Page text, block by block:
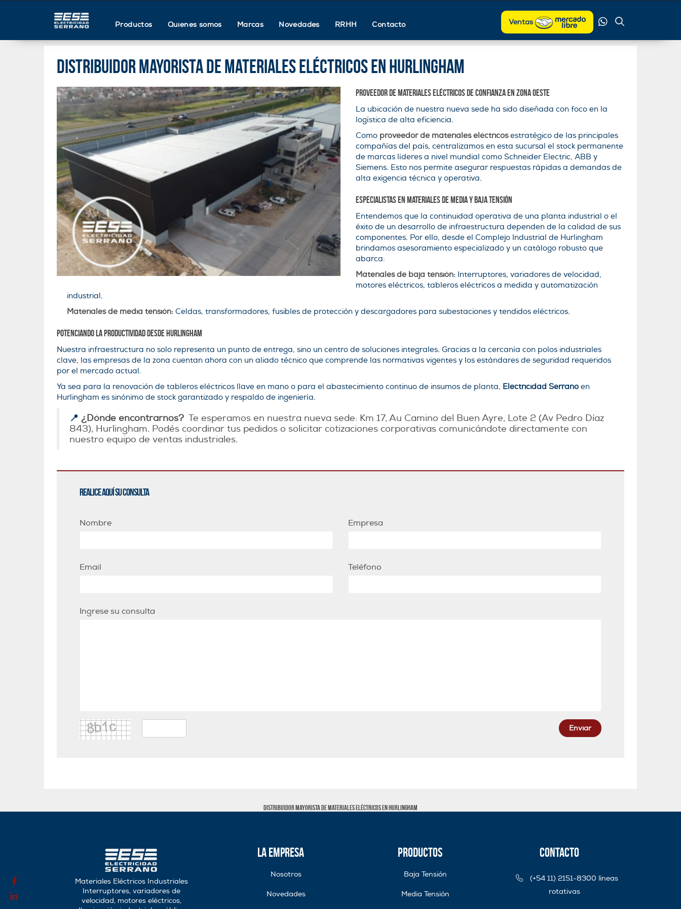
Ventas
Productos Quienes somos Marcas Novedades RRHH Contacto
Distribuidor mayorista de materiales eléctricos en Hurlingham
Proveedor de materiales eléctricos de confianza en Zona Oeste
La ubicación de nuestra nueva sede ha sido diseñada con foco en la
logística de alta eficiencia.
Como proveedor de materiales eléctricosestratégico de las principales
compañías del país, centralizamos en esta sucursal el stock permanente
de marcas líderes a nivel mundial como Schneider Electric, ABB y
Siemens. Esto nos permite asegurar respuestas rápidas a demandas de
alta exigencia técnica y operativa.
Especialistas en materiales de media y baja tensión
Entendemos que la continuidad operativa de una planta industrial o el
éxito de un desarrollo de infraestructura dependen de la calidad de sus
componentes. Por ello, desde el Complejo Industrial de Hurlingham
brindamos asesoramiento especializado y un catálogo robusto que
abarca:
Materiales de baja tensión: Interruptores, variadores de velocidad,
motores eléctricos, tableros eléctricos a medida y automatización
industrial.
Materiales de media tensión: Celdas, transformadores, fusibles de protección y descargadores para subestaciones y tendidos eléctricos.
Potenciando la productividad desde Hurlingham
Nuestra infraestructura no solo representa un punto de entrega, sino un centro de soluciones integrales. Gracias a la cercanía con polos industriales
clave, las empresas de la zona cuentan ahora con un aliado técnico que comprende las normativas vigentes y los estándares de seguridad requeridos
por el mercado actual.
Ya sea para la renovación de tableros eléctricos llave en mano o para el abastecimiento continuo de insumos de planta, Electricidad Serrano en
Hurlingham es sinónimo de stock garantizado y respaldo de ingeniería.
📍 ¿Dónde encontrarnos? Te esperamos en nuestra nueva sede: Km 17, Au Camino del Buen Ayre, Lote 2 (Av Pedro Díaz
843), Hurlingham. Podés coordinar tus pedidos o solicitar cotizaciones corporativas comunicándote directamente con
nuestro equipo de ventas industriales.
Realice aquí su consulta
Nombre Empresa
Email Teléfono
Ingrese su consulta
Enviar
Distribuidor mayorista de materiales eléctricos en Hurlingham
Materiales Eléctricos Industriales
Interruptores, variadores de
velocidad, motores eléctricos,
La Empresa
Nosotros
Novedades
Productos
Baja Tensión
Media Tensión
Contacto
(+54 11) 2151-8300 líneas
rotativas